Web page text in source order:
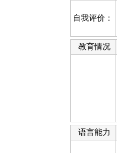
自我评价：
教育情况
语言能力